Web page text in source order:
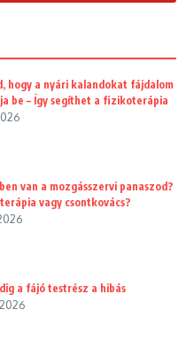
hogy a nyári kalandokat fájdalom
be – Így segíthet a fizikoterápia
van a mozgásszervi panaszod?
vagy csontkovács?
a fájó testrész a hibás